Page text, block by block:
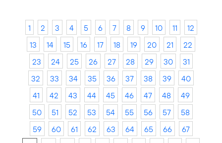
1 2 3 4 5 6 7 8 9 10 11
12
13
14 15 16 17 18 19 20 21
22
23
24 25 26 27 28 29 30
31
32
33 34 35 36 37 38 39
40
41
42 43 44 45 46 47 48
49
50
51 52 53 54 55 56 57
58
59
60 61 62 63 64 65 66
67